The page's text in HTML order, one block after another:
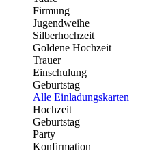
Firmung
Jugendweihe
Silberhochzeit
Goldene Hochzeit
Trauer
Einschulung
Geburtstag
Alle Einladungskarten
Hochzeit
Geburtstag
Party
Konfirmation